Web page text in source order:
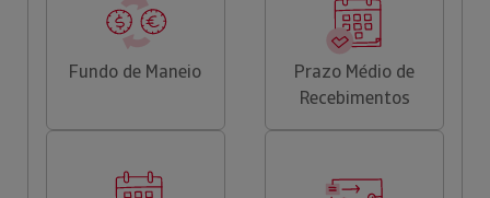
Fundo de Maneio
Prazo Médio de
Recebimentos